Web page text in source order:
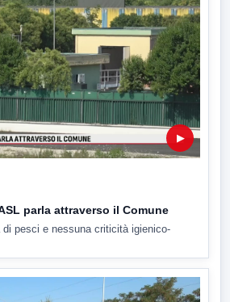
▶
parla attraverso il Comune
di pesci e nessuna criticità igienico-